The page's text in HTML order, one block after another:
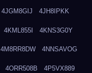
4JGM8GIJ 4JH8IPKK
4KML855I 4KNS3G0Y
4M8RR8DW 4NNSAVOG
4ORR508B 4P5VX889